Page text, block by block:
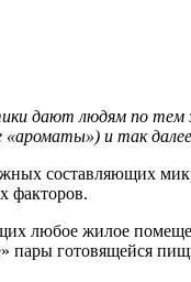
дают людям по
«ароматы») и так
составляющих
факторов.
любое жилое
готовящейся